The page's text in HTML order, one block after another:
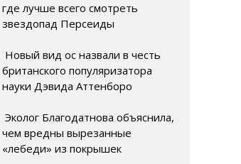
где лучше всего смотреть
звездопад Персеиды
Новый вид ос назвали в честь
британского популяризатора
науки Дэвида Аттенборо
Эколог Благодатнова объяснила,
чем вредны вырезанные
«лебеди» из покрышек